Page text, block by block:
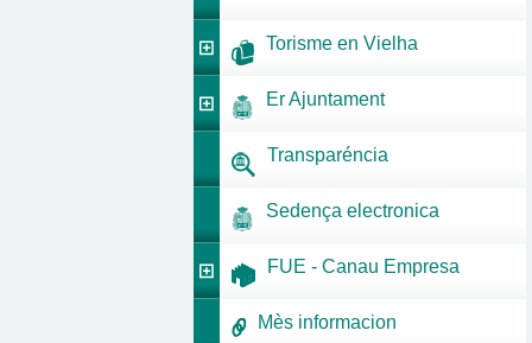
Torisme en Vielha
Er Ajuntament
Transparéncia
Sedença electronica
FUE - Canau Empresa
Mès informacion